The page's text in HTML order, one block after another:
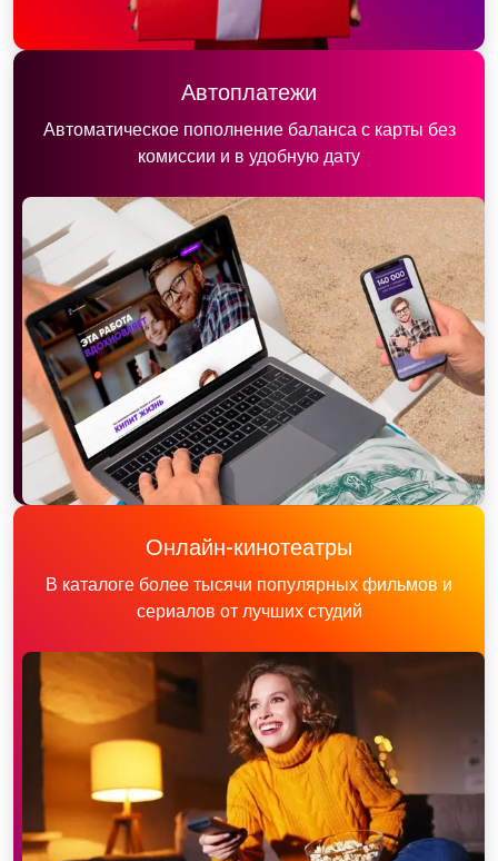
Автоплатежи
Автоматическое пополнение баланса с карты без
комиссии и в удобную дату
Онлайн-кинотеатры
В каталоге более тысячи популярных фильмов и
сериалов от лучших студий